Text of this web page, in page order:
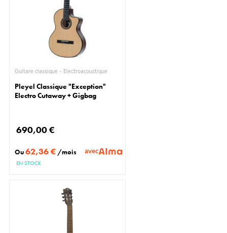
Guitare classique - Électroacoustique
Pleyel Classique "Exception"
Electro Cutaway + Gigbag
690,00 €
Ou62,36 € /mois avec
EN STOCK